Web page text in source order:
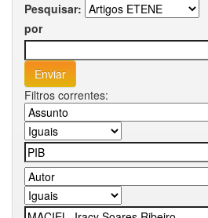
Pesquisar:
por
Filtros correntes: